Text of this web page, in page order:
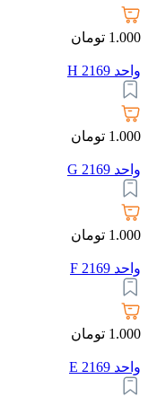
1.000 تومان
واحد 2169 H
1.000 تومان
واحد 2169 G
1.000 تومان
واحد 2169 F
1.000 تومان
واحد 2169 E